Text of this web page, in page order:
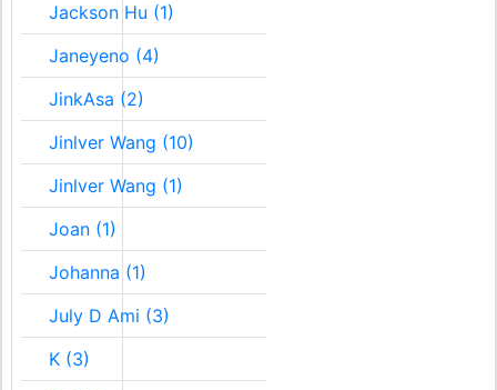
Jackson Hu (1)
Janeyeno (4)
JinkAsa (2)
Jinlver Wang (10)
Jinlver Wang (1)
Joan (1)
Johanna (1)
July D Ami (3)
K (3)